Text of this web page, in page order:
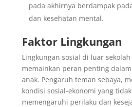
pada akhirnya berdampak
dan kesehatan mental.
Faktor Lingkungan
Lingkungan sosial di luar
memainkan peran penting
anak. Pengaruh teman sebaya,
kondisi sosial-ekonomi yang
memengaruhi perilaku dan